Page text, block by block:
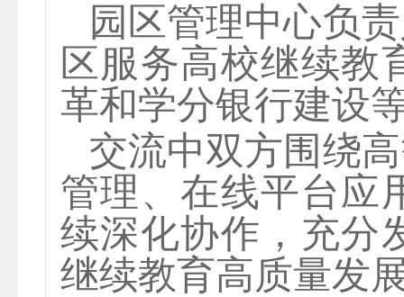
园区管理中心负
区服务高校继续教
革和学分银行建设
交流中双方围绕
管理、在线平台应
续深化协作，充分
继续教育高质量发